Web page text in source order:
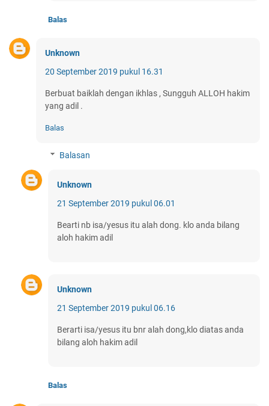
Balas
Unknown
20 September 2019 pukul 16.31
Berbuat baiklah dengan ikhlas , Sungguh ALLOH hakim
yang adil .
Balas
Balasan
Unknown
21 September 2019 pukul 06.01
Bearti nb isa/yesus itu alah dong. klo anda bilang
aloh hakim adil
Unknown
21 September 2019 pukul 06.16
Berarti isa/yesus itu bnr alah dong,klo diatas anda
bilang aloh hakim adil
Balas